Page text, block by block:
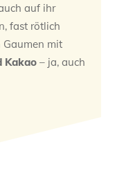
auf ihr
fast rötlich
mit
Kakao – ja, auch